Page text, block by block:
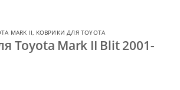
MARK II, КОВРИКИ ДЛЯ TOYOTA
Toyota Mark II Blit 2001-